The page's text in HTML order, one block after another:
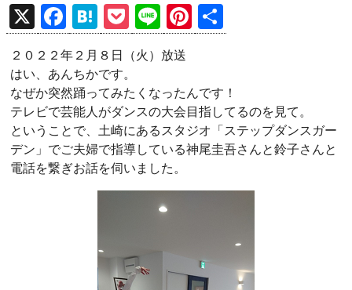
X
F
a
ce
b
o
o
k
H
at
e
n
a
P
o
ck
et
Li
n
e
Pi
nt
es
t
有
２０２２年２月８日（火）放送
はい、あんちかです。
なぜか突然踊ってみたくなったんです！
テレビで芸能人がダンスの大会目指してるのを見て。
ということで、土崎にあるスタジオ「ステップダンスガー
デン」でご夫婦で指導している神尾圭吾さんと鈴子さんと
電話を繋ぎお話を伺いました。